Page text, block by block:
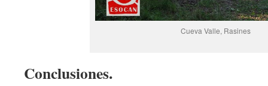
Cueva Valle, Rasines
Conclusiones.